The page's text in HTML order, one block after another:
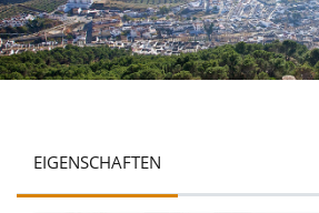
EIGENSCHAFTEN